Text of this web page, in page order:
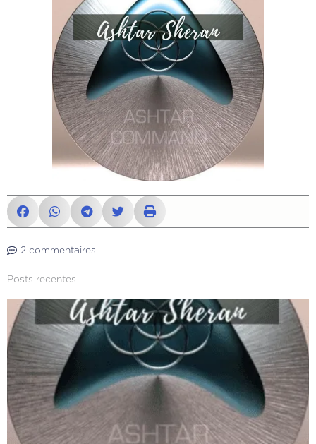
2 commentaires
Posts recentes